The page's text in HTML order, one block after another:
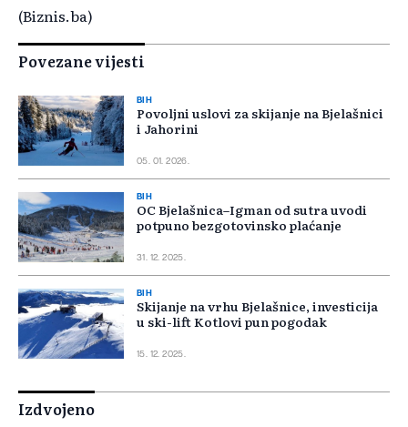
(Biznis.ba)
Povezane vijesti
BIH
Povoljni uslovi za skijanje na Bjelašnici
i Jahorini
05. 01. 2026.
BIH
OC Bjelašnica–Igman od sutra uvodi
potpuno bezgotovinsko plaćanje
31. 12. 2025.
BIH
Skijanje na vrhu Bjelašnice, investicija
u ski-lift Kotlovi pun pogodak
15. 12. 2025.
Izdvojeno